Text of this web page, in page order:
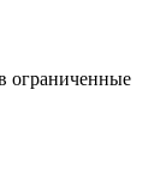
ограниченные